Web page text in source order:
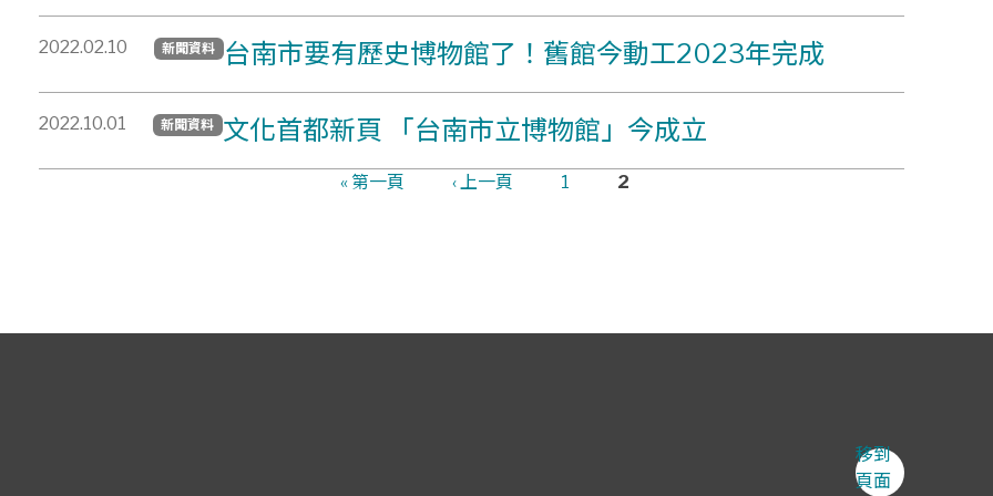
2022.02.10 新聞資料 台南市要有歷史博物館了！舊館今動工2023年完成
2022.10.01 新聞資料 文化首都新頁 「台南市立博物館」今成立
« 第一頁 ‹ 上一頁 1 2
移到
頁面